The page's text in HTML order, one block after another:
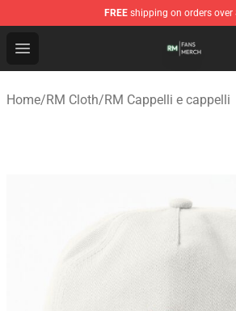
FREE shipping on orders over
Open menu
RM Shop - Official RM
Home/RM Cloth/RM Cappelli e cappelli